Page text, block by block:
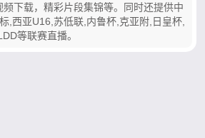
下载，精彩片段集锦等。同时还提供中
,西亚U16,苏低联,内鲁杯,克亚附,日皇杯,
等联赛直播。